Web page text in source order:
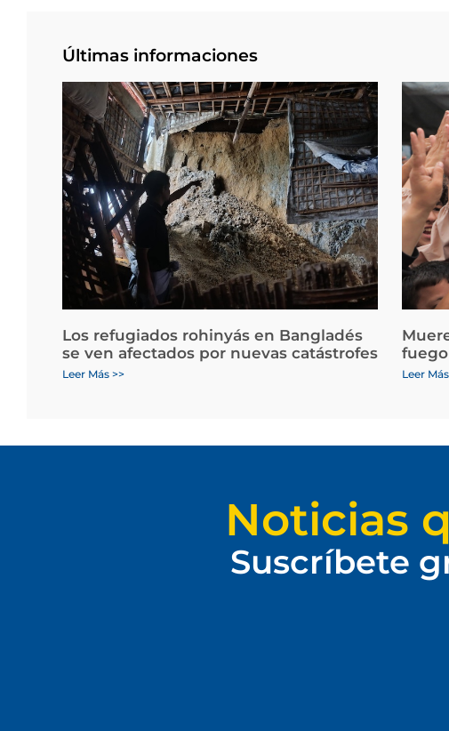
Últimas informaciones
Los refugiados rohinyás en Bangladés
se ven afectados por nuevas catástrofes
Leer Más >>
fuego
Leer
Noticias
Suscríbete